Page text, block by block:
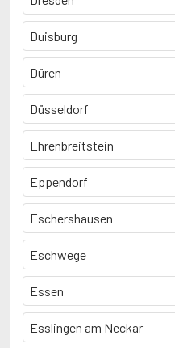
Duisburg
Düren
Düsseldorf
Ehrenbreitstein
Eppendorf
Eschershausen
Eschwege
Essen
Esslingen am Neckar